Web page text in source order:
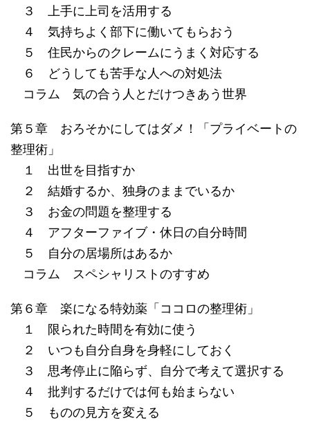
３ 上手に上司を活用する
４ 気持ちよく部下に働いてもらおう
５ 住民からのクレームにうまく対応する
６ どうしても苦手な人への対処法
コラム 気の合う人とだけつきあう世界
第５章 おろそかにしてはダメ！「プライベートの
整理術」
１ 出世を目指すか
２ 結婚するか、独身のままでいるか
３ お金の問題を整理する
４ アフターファイブ・休日の自分時間
５ 自分の居場所はあるか
コラム スペシャリストのすすめ
第６章 楽になる特効薬「ココロの整理術」
１ 限られた時間を有効に使う
２ いつも自分自身を身軽にしておく
３ 思考停止に陥らず、自分で考えて選択する
４ 批判するだけでは何も始まらない
５ ものの見方を変える